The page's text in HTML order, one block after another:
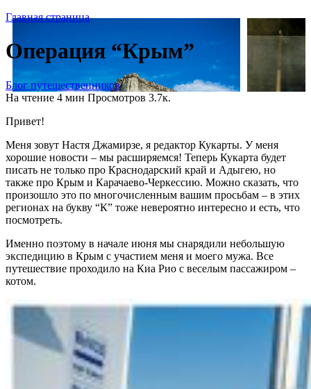
Главная страница
Операция “Крым”
Блог путешественников
На чтение 4 мин Просмотров 3.7к.
Привет!
Меня зовут Настя Джамирзе, я редактор Кукарты. У меня
хорошие новости – мы расширяемся! Теперь Кукарта будет
писать не только про Краснодарский край и Адыгею, но
также про Крым и Карачаево-Черкессию. Можно сказать, что
произошло это по многочисленным вашим просьбам – в этих
регионах на букву “К” тоже невероятно интересно и есть, что
посмотреть.
Именно поэтому в начале июня мы снарядили небольшую
экспедицию в Крым с участием меня и моего мужа. Все
путешествие проходило на Киа Рио с веселым пассажиром –
котом.